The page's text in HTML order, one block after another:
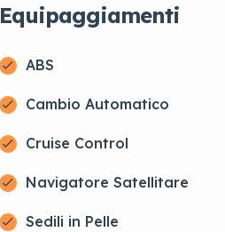
Equipaggiamenti
ABS
Cambio Automatico
Cruise Control
Navigatore Satellitare
Sedili in Pelle